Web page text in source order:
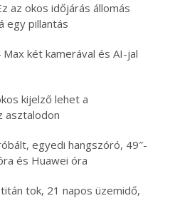
az okos időjárás állomás
egy pillantás
Max két kamerával és AI-jal
kijelző lehet a
asztalodon
egyedi hangszóró, 49″-
és Huawei óra
tok, 21 napos üzemidő,